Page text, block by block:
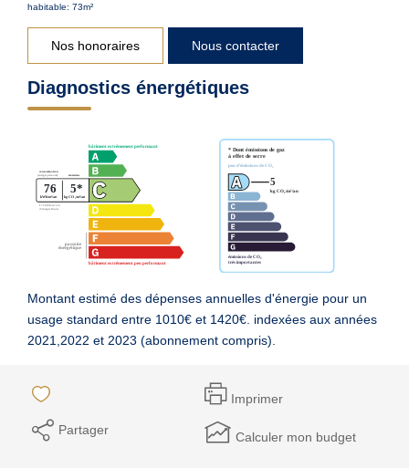
habitable: 73m²
Nos honoraires Nous contacter
Diagnostics énergétiques
Montant estimé des dépenses annuelles d'énergie pour un
usage standard entre 1010€ et 1420€. indexées aux années
2021,2022 et 2023 (abonnement compris).
Imprimer
Partager Calculer mon budget